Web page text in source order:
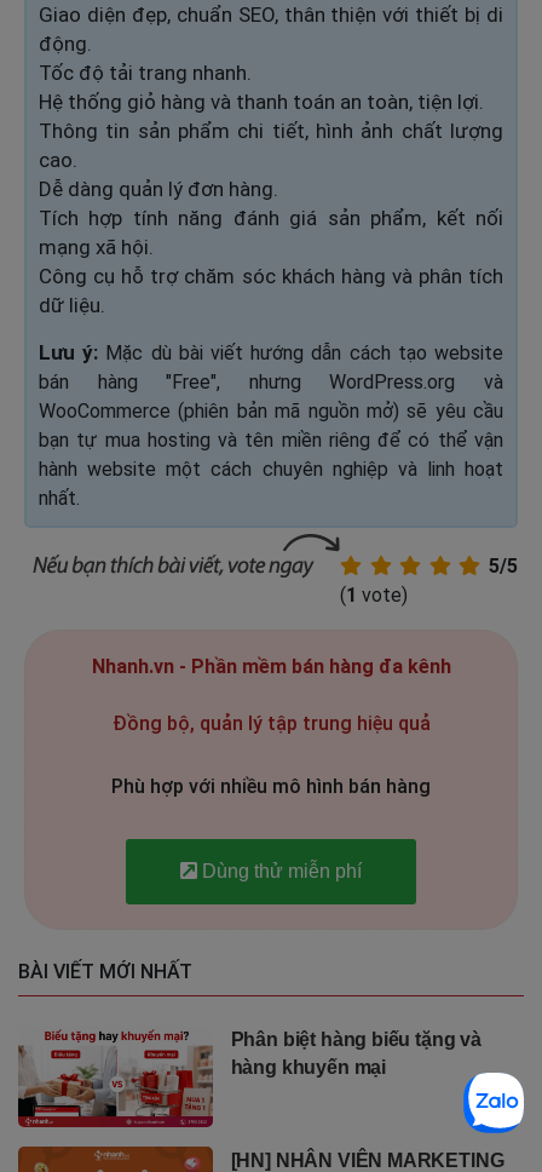
Giao diện đẹp, chuẩn SEO, thân thiện với thiết bị di
động.
Tốc độ tải trang nhanh.
Hệ thống giỏ hàng và thanh toán an toàn, tiện lợi.
Thông tin sản phẩm chi tiết, hình ảnh chất lượng
cao.
Dễ dàng quản lý đơn hàng.
Tích hợp tính năng đánh giá sản phẩm, kết nối
mạng xã hội.
Công cụ hỗ trợ chăm sóc khách hàng và phân tích
dữ liệu.
Lưu ý: Mặc dù bài viết hướng dẫn cách tạo website
bán hàng "Free", nhưng WordPress.org và
WooCommerce (phiên bản mã nguồn mở) sẽ yêu cầu
bạn tự mua hosting và tên miền riêng để có thể vận
hành website một cách chuyên nghiệp và linh hoạt
nhất.
5/5
(1 vote)
Nhanh.vn - Phần mềm bán hàng đa kênh
Đồng bộ, quản lý tập trung hiệu quả
Phù hợp với nhiều mô hình bán hàng
Dùng thử miễn phí
BÀI VIẾT MỚI NHẤT
Phân biệt hàng biếu tặng và
hàng khuyến mại
[HN] NHÂN VIÊN MARKETING